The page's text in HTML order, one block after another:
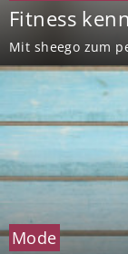
Fitness
Mit sheego zum
Mode